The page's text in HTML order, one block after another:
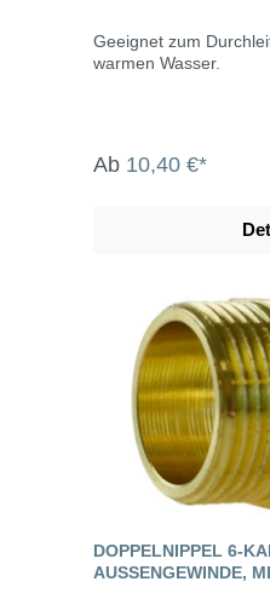
Geeignet zum
warmen Wasser.
Ab 10,40 €*
DOPPELNIPPEL 6-
AUSSENGEWINDE,